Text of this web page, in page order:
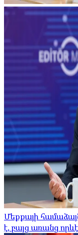
Մեքքայի
է, բայց առանց